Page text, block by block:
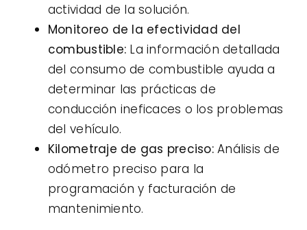
actividad de la solución.
Monitoreo de la efectividad del
combustible: La información detallada
del consumo de combustible ayuda a
determinar las prácticas de
conducción ineficaces o los problemas
del vehículo.
Kilometraje de gas preciso:Análisis de
odómetro preciso para la
programación y facturación de
mantenimiento.